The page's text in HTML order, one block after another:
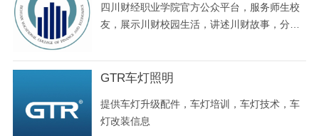
四川财经职业学院官方公众平台，服务师生校
友，展示川财校园生活，讲述川财故事，分享
GTR车灯照明
提供车灯升级配件，车灯培训，车灯技术，车
灯改装信息